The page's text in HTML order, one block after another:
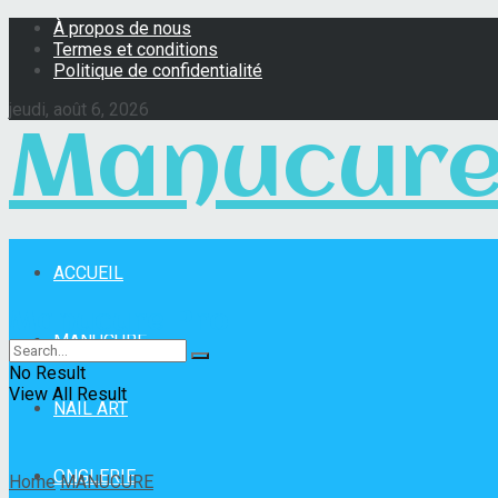
À propos de nous
Termes et conditions
Politique de confidentialité
jeudi, août 6, 2026
ACCUEIL
MANUCURE
NAIL ART
ONGLERIE
No Result
View All Result
Home MANUCURE